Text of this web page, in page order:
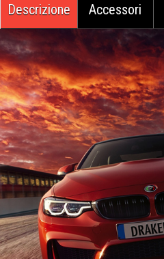
Descrizione Accessori